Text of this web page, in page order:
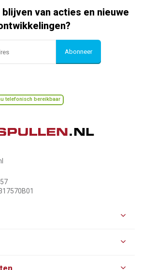
van acties en nieuwe
Abonneer
telefonisch bereikbaar